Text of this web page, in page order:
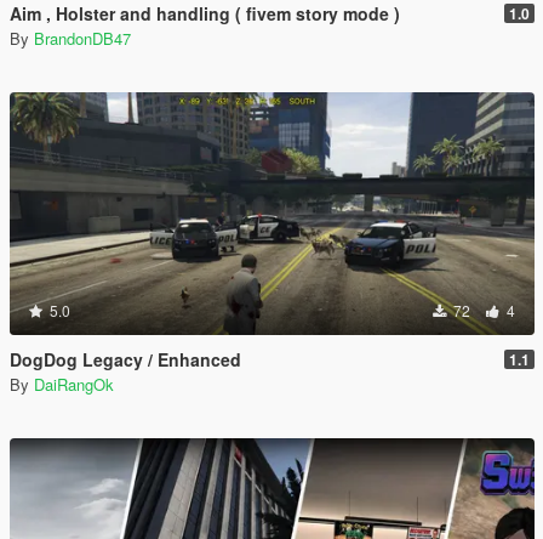
Aim , Holster and handling ( fivem story mode ) 1.0
By BrandonDB47
5.0 72 4
DogDog Legacy / Enhanced 1.1
By DaiRangOk